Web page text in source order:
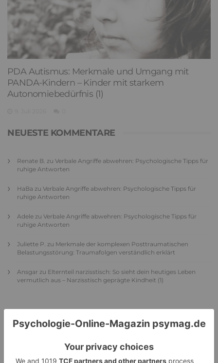
PDA Autismus: Merkmale und Umgang mit
PANDA-Kindern – Kinder mit starkem
Autonomiebedürfnis (1)
NEUESTE KOMMENTARE
Renate B. zu Verbale Angriffe abwehren: Psychologische Tipps für
ruhige Antworten
HaBa zu Verbale Angriffe abwehren: Psychologische Tipps für
ruhige Antworten
Adele zu Verbale Angriffe abwehren: Psychologische Tipps für
ruhige Antworten
Juliette P. zu Merkmale der komplexen Posttraumatischen
Belastungsstörung: Traumafolgen verständlich erklärt
Ansgar zu Elternteil narzisstisch: So sieht dein heutiges Leben
vermutlich aus – Narzisstisch geprägte Kindheit (1)
DIE BELIEBTESTEN ARTIKEL